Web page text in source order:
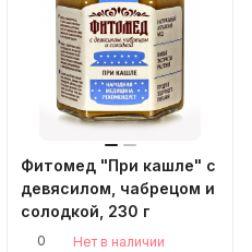
Фитомед "При кашле" с
девясилом, чабрецом и
солодкой, 230 г
0
Нет в наличии